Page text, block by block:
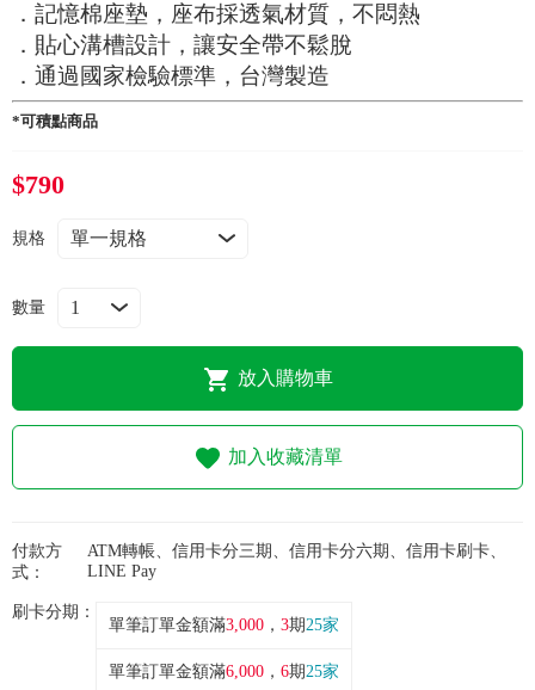
購物流程
會員專區
常見問題
折價券、紅利說明
．記憶棉座墊，座布採透氣材質，不悶熱
．貼心溝槽設計，讓安全帶不鬆脫
．通過國家檢驗標準，台灣製造
*可積點商品
$790
規格
數量
放入購物車
加入收藏清單
付款方
式：
ATM轉帳、信用卡分三期、信用卡分六期、信用卡刷卡、
LINE Pay
刷卡分期：
單筆訂單金額滿3,000 ， 3期25家
單筆訂單金額滿6,000 ， 6期25家